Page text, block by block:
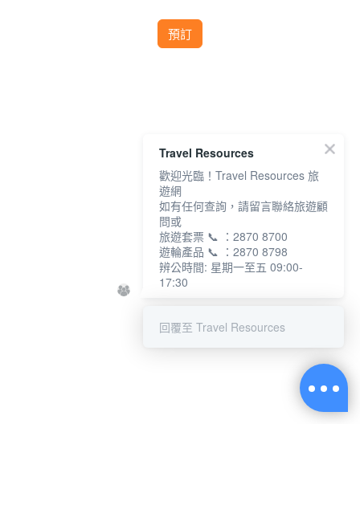
預訂
Travel Resources
歡迎光臨！Travel Resources 旅
遊網
如有任何查詢，請留言聯絡旅遊顧
問或
旅遊套票 📞 ：2870 8700
遊輪產品 📞 ：2870 8798
辨公時間: 星期一至五 09:00-
17:30
回覆至 Travel Resources